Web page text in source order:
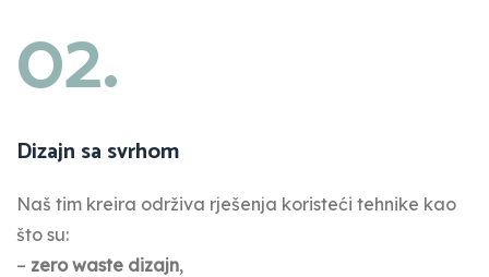
02.
Dizajn sa svrhom
Naš tim kreira održiva rješenja koristeći tehnike kao
što su:
– zero waste dizajn,